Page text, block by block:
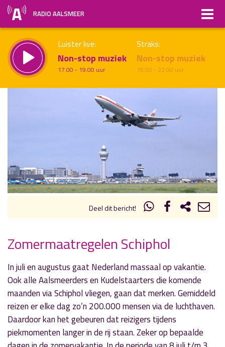
RADIO AALSMEER
Luister live:
Non-stop muziek
17.00 - 19.00 uur
Straks:
Non-stop muziek
19.00 - 22.00 uur
uur 1 van x
Deel dit bericht!
« Vorig nieuwsbericht
Schiphol meest innovatieve luchthaven
» Volgend nieuwsbericht
Hondendag op kinderboerderij Boerenvreugd
29 juni 2017
Zomermaatregelen Schiphol
In juli en augustus gaat Nederland massaal op vakantie.
Ook alle Aalsmeerders en Kudelstaarters die komende
maanden via Schiphol vliegen, gaan dat merken. Gemiddeld
reizen er elke dag zo’n 200.000 mensen via de luchthaven.
Daardoor kan het gebeuren dat reizigers tijdens
piekmomenten langer in de rij staan. Zeker op bepaalde